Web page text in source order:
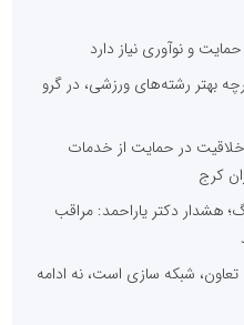
و نوآوری نیاز دارد
بهتر رشته‌های ورزشی، در گرو
خلاقیت در حمایت از خدمات
کرج
هشدار دکتر یاراحمد: مراقب
شبکه سازی است، نه ادامه